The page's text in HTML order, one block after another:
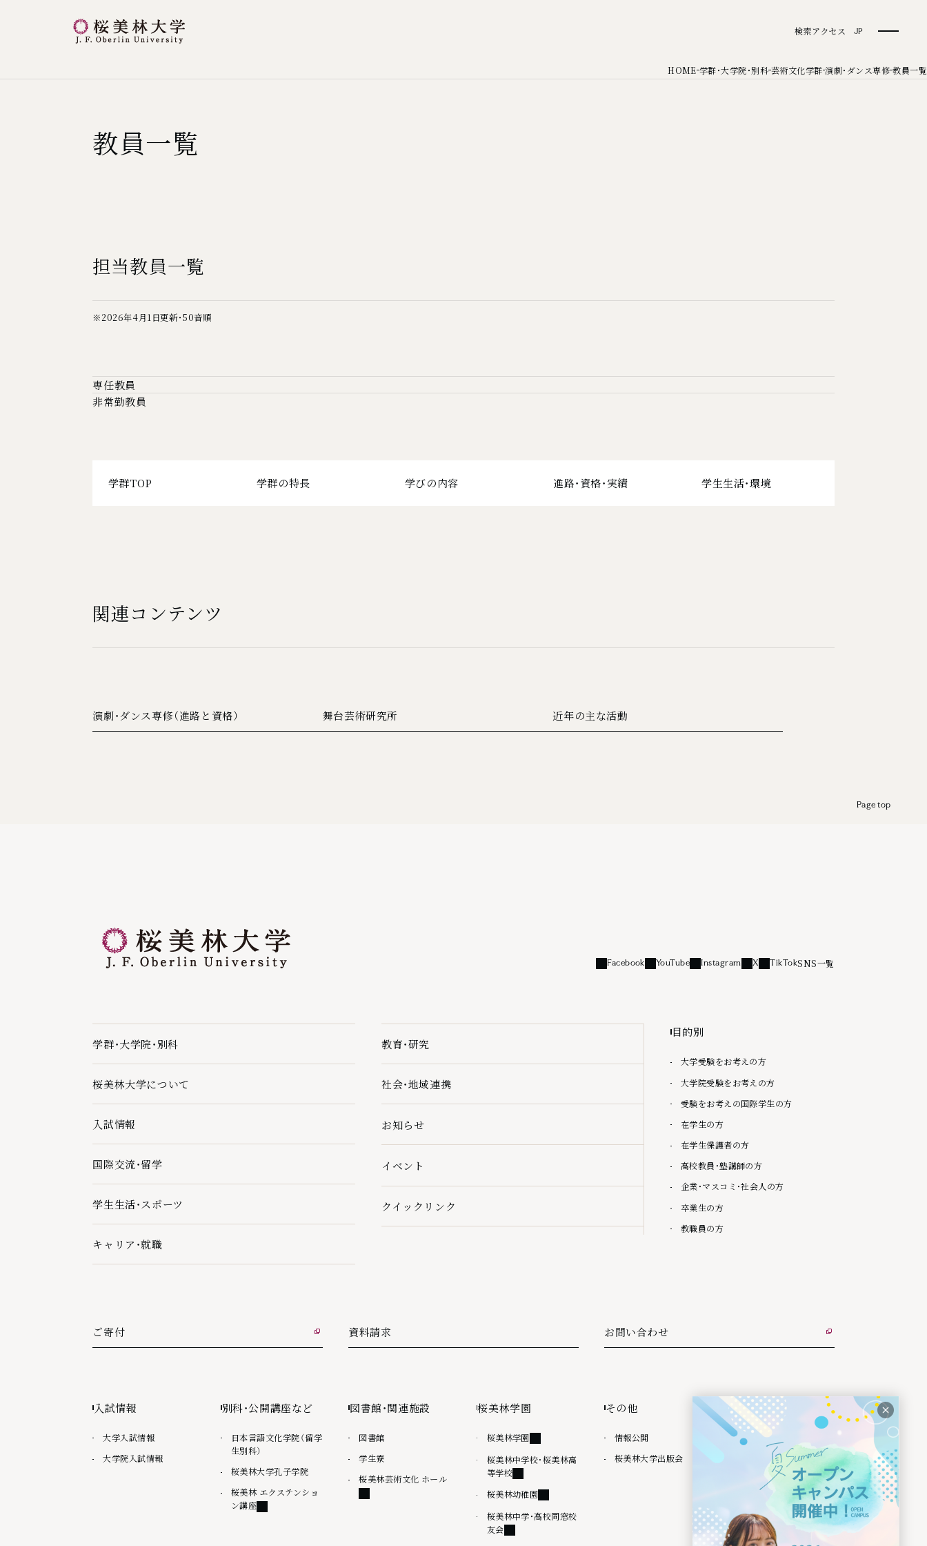
桜美林大学 トップページ 検索アクセス JP
HOME 学群・大学院・別科 芸術文化学群 演劇・ダンス専修 教員一覧
教員一覧
担当教員一覧
※2026年4月1日更新・50音順
専任教員
非常勤教員
学群TOP 学群の特長
下層ページ一覧を開く 学びの内容
下層ページ一覧を開く 進路・資格・実績
下層ページ一覧を開く 学生生活・環境
下層ページ一覧を開く
関連コンテンツ
演劇・ダンス専修（進路と資格） 舞台芸術研究所 近年の主な活動
Page top
Facebook
外部リンク YouTube
外部リンク Instagram
外部リンク X
外部リンクTikTok
外部リンクSNS一覧
学群・大学院・別科
学群・大学院・別科の下層ページ一覧を開く
桜美林大学について
桜美林大学についての下層ページ一覧を開く
入試情報
入試情報の下層ページ一覧を開く
国際交流・留学
国際交流・留学の下層ページ一覧を開く
学生生活・スポーツ
学生生活・スポーツの下層ページ一覧を開く
キャリア・就職
キャリア・就職の下層ページ一覧を開く
教育・研究
教育・研究の下層ページ一覧を開く
社会・地域連携
社会・地域連携の下層ページ一覧を開く
お知らせ
イベント
クイックリンク
クイックリンクの下層ページ一覧を開く
目的別
大学受験をお考えの方
大学院受験をお考えの方
受験をお考えの国際学生の方
在学生の方
在学生保護者の方
高校教員・塾講師の方
企業・マスコミ・社会人の方
卒業生の方
教職員の方
ご寄付
外部リンク 資料請求 お問い合わせ
外部リンク
入試情報
大学入試情報
大学院入試情報
別科・公開講座など
日本言語文化学院（留学
生別科）
桜美林大学孔子学院
桜美林 エクステンショ
ン講座外部リンク
図書館・関連施設
図書館
学生寮
桜美林芸術文化 ホール外部リンク
桜美林学園
桜美林学園外部リンク
桜美林中学校・桜美林高
等学校外部リンク
桜美林幼稚園外部リンク
桜美林中学・高校同窓校
友会外部リンク
その他
情報公開
桜美林大学出版会